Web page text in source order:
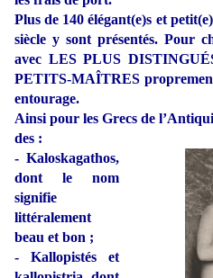
Plus de 140 élégant(e)s et
siècle y sont présentés. Pour
avec LES PLUS
PETITS-MAÎTRES
entourage.
Ainsi pour les Grecs de
des :
- Kaloskagathos,
dont le nom
signifie
littéralement
beau et bon ;
- Kallopistés et